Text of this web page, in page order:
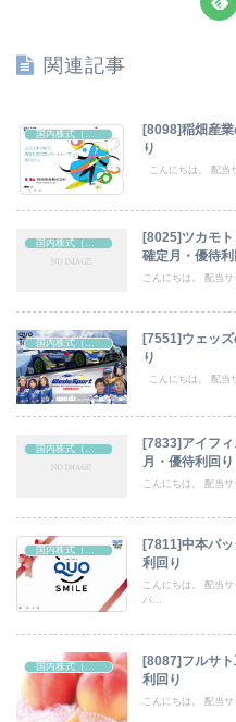
関連記事
国内株式（株主優待）
[8098]稲畑産
り
こんにちは。 配当
[8025]ツカモ
確定月・優待利
こんにちは。 配当
国内株式（株主優待）
[7551]ウェッ
り
こんにちは。 配当
[7833]アイフ
月・優待利回り
こんにちは。 配当
[7811]中本パ
利回り
こんにちは。 配当
パ...
[8087]フルサ
利回り
こんにちは。 配当